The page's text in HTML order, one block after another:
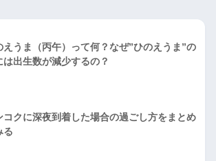
えうま（丙午）って何？なぜ”ひのえうま”の
は出生数が減少するの？
コクに深夜到着した場合の過ごし方をまとめ
る